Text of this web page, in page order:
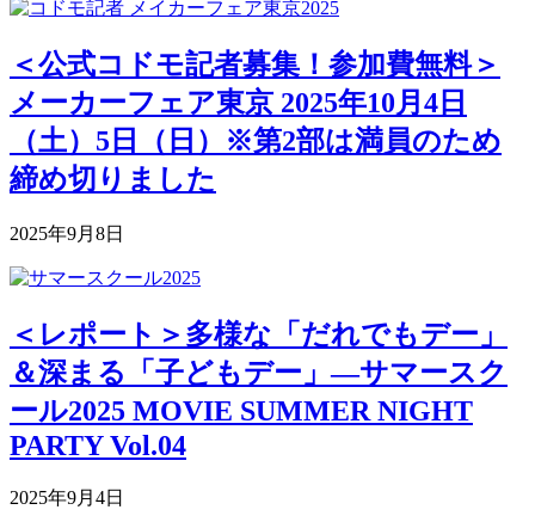
＜公式コドモ記者募集！参加費無料＞
メーカーフェア東京 2025年10月4日
（土）5日（日）※第2部は満員のため
締め切りました
2025年9月8日
＜レポート＞多様な「だれでもデー」
＆深まる「子どもデー」―サマースク
ール2025 MOVIE SUMMER NIGHT
PARTY Vol.04
2025年9月4日